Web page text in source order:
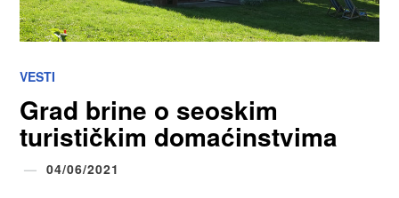
VESTI
Grad brine o seoskim
turističkim domaćinstvima
04/06/2021